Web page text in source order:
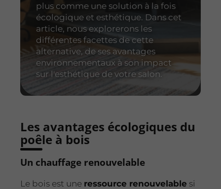
plus comme une solution à la fois
écologique et esthétique. Dans cet
article, nous explorerons les
différentes facettes de cette
alternative, de ses avantages
environnementaux à son impact
sur l'esthétique de votre salon.
Les avantages écologiques du
poêle à bois
Un chauffage renouvelable
Le bois est une ressource renouvelable si